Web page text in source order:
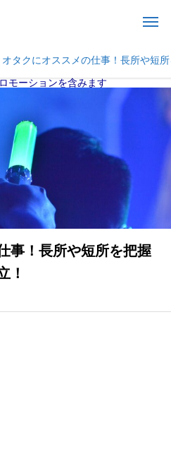
オタクにオススメの仕事！長所や短
モーションを含みます
事！長所や短所を把握
！